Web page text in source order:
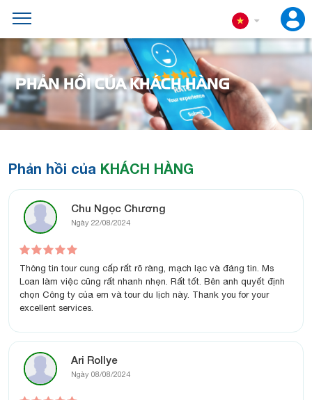
PHẢN HỒI CỦA KHÁCH HÀNG
Phản hồi của KHÁCH HÀNG
Chu Ngọc Chương
Ngày 22/08/2024
Thông tin tour cung cấp rất rõ ràng, mạch lạc và đáng tin. Ms
Loan làm việc cũng rất nhanh nhẹn. Rất tốt. Bên anh quyết định
chọn Công ty của em và tour du lịch này. Thank you for your
excellent services.
Ari Rollye
Ngày 08/08/2024